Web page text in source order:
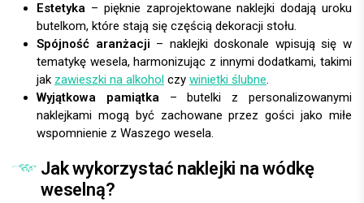
Estetyka – pięknie zaprojektowane naklejki dodają uroku
butelkom, które stają się częścią dekoracji stołu.
Spójność aranżacji – naklejki doskonale wpisują się w
tematykę wesela, harmonizując z innymi dodatkami, takimi
jak zawieszki na alkohol czy winietki ślubne.
Wyjątkowa pamiątka– butelki z personalizowanymi
naklejkami mogą być zachowane przez gości jako miłe
wspomnienie z Waszego wesela.
Jak wykorzystać naklejki na wódkę
weselną?